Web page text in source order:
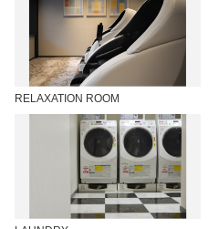
RELAXATION ROOM